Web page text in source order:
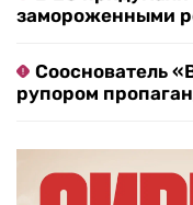
замороженными
Сооснователь
рупором